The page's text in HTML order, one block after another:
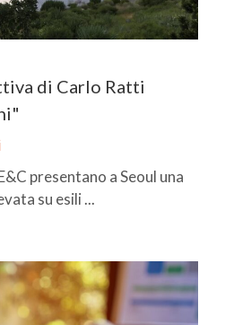
di Carlo Ratti
presentano a Seoul una
su esili ...